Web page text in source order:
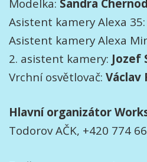
Modelka: Sandra
Asistent kamery Alexa 35:
Asistent kamery Alexa
2. asistent kamery: Jozef
Vrchní osvětlovač: Václav
Hlavní organizátor
Todorov AČK, +420 774